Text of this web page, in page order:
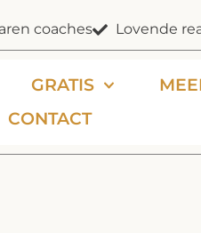
coaches Lovende
GRATIS
CONTACT